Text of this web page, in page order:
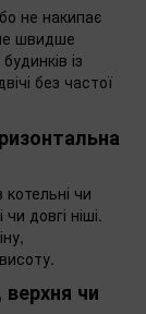
не накипає
швидше
із
без частої
чи
довгі ніші.
чи